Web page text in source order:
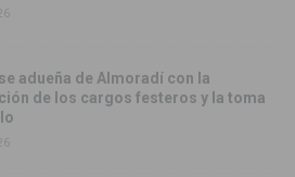
adueña de Almoradí con la
de los cargos festeros y la toma